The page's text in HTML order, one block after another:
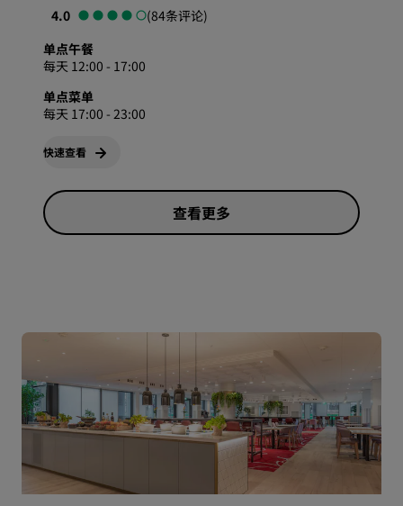
4.0
(84条评论)
单点午餐
每天 12:00 - 17:00
单点菜单
每天 17:00 - 23:00
快速查看
查看更多